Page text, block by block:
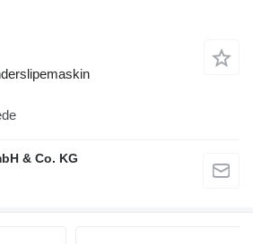
& Co. KG